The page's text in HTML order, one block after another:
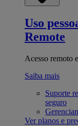
Uso
Remote
Acesso remoto
Saiba mais
Suporte
seguro
Ver planos e